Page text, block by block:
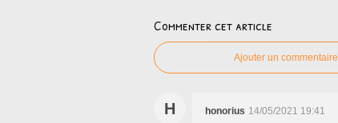
Commenter cet article
Ajouter un commentaire
H honorius 14/05/2021 19:41